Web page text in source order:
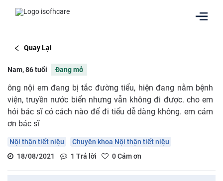
Quay Lại
Nam, 86 tuổi Đang mở
ông nội em đang bị tắc đường tiểu, hiện đang nằm bệnh
viện, truyền nước biển nhưng vẫn không đi được. cho em
hỏi bác sĩ có cách nào để đi tiểu dễ dàng không. em cám
ơn bác sĩ
Nội thận tiết niệu
Chuyên khoa Nội thận tiết niệu
18/08/2021
1 Trả lời 0Cảm ơn